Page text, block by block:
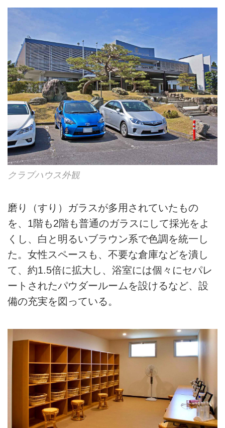
クラブハウス外観
磨り（すり）ガラスが多用されていたもの
を、1階も2階も普通のガラスにして採光をよ
くし、白と明るいブラウン系で色調を統一し
た。女性スペースも、不要な倉庫などを潰し
て、約1.5倍に拡大し、浴室には個々にセパレ
ートされたパウダールームを設けるなど、設
備の充実を図っている。